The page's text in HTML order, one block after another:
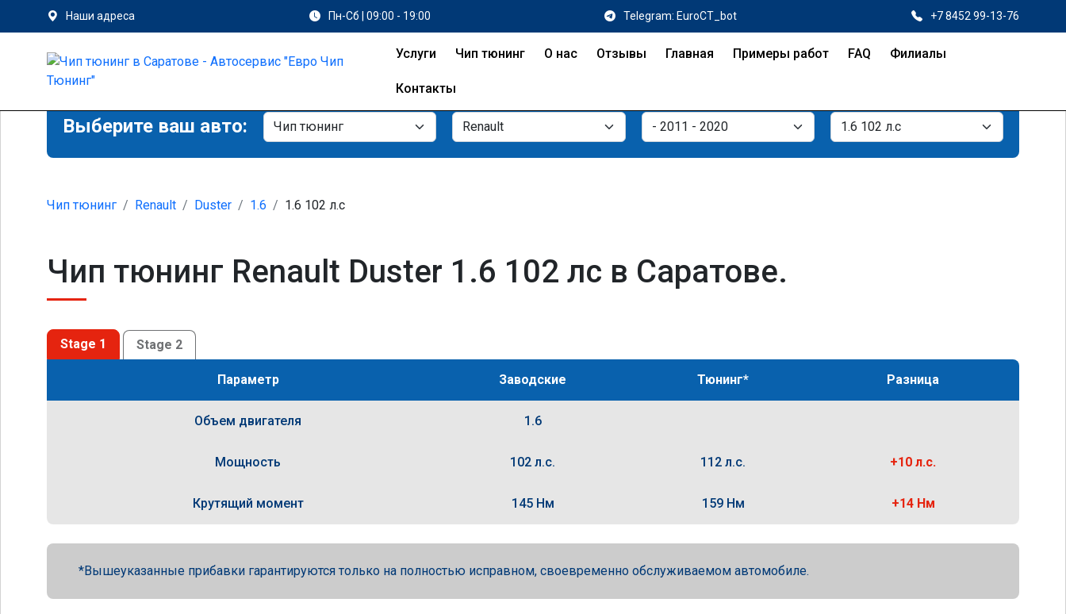
Наши адреса Пн-Сб | 09:00 - 19:00 Telegram: EuroCT_bot +7 8452 99-13-76
Услуги Чип тюнинг О нас Отзывы Главная Примеры работ FAQ Филиалы
Контакты
Выберите ваш авто:
Чип тюнинг Renault Duster 1.6 1.6 102 л.с
Чип тюнинг Renault Duster 1.6 102 лс в Саратове.
Stage 1 Stage 2
Параметр Заводские Тюнинг* Разница
Объем двигателя 1.6
Мощность 102 л.с. 112 л.с. +10 л.с.
Крутящий момент 145 Нм 159 Нм +14 Нм
Вышеуказанные прибавки гарантируются только на полностью исправном, своевременно обслуживаемом автомобиле.